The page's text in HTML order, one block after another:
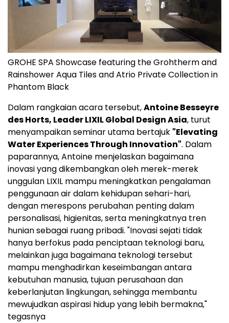
GROHE SPA Showcase featuring the Grohtherm and
Rainshower Aqua Tiles and Atrio Private Collection in
Phantom Black
Dalam rangkaian acara tersebut,Antoine Besseyre
des Horts, Leader LIXIL Global Design Asia, turut
menyampaikan seminar utama bertajuk "Elevating
Water Experiences Through Innovation". Dalam
paparannya, Antoine menjelaskan bagaimana
inovasi yang dikembangkan oleh merek-merek
unggulan LIXIL mampu meningkatkan pengalaman
penggunaan air dalam kehidupan sehari-hari,
dengan merespons perubahan penting dalam
personalisasi, higienitas, serta meningkatnya tren
hunian sebagai ruang pribadi. "Inovasi sejati tidak
hanya berfokus pada penciptaan teknologi baru,
melainkan juga bagaimana teknologi tersebut
mampu menghadirkan keseimbangan antara
kebutuhan manusia, tujuan perusahaan dan
keberlanjutan lingkungan, sehingga membantu
mewujudkan aspirasi hidup yang lebih bermakna,"
tegasnya